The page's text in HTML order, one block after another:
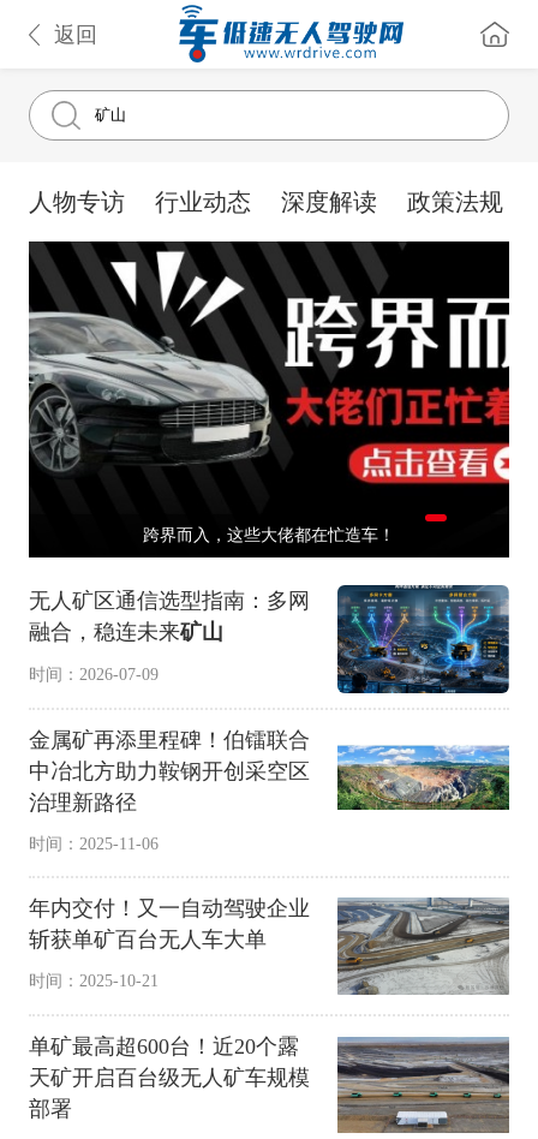
返回
人物专访 行业动态 深度解读 政策法规
跨界而入，这些大佬都在忙造车！
无人矿区通信选型指南：多网
融合，稳连未来矿山
时间：2026-07-09
金属矿再添里程碑！伯镭联合
中冶北方助力鞍钢开创采空区
治理新路径
时间：2025-11-06
年内交付！又一自动驾驶企业
斩获单矿百台无人车大单
时间：2025-10-21
单矿最高超600台！近20个露
天矿开启百台级无人矿车规模
部署